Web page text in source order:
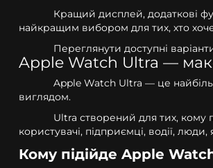
Кращий дисплей, додаткові
найкращим вибором для тих, хто
Переглянути доступні
Apple Watch Ultra —
Apple Watch Ultra — це
виглядом.
Ultra створений для тих, кому
користувачі, підприємці, водії,
Кому підійде Apple